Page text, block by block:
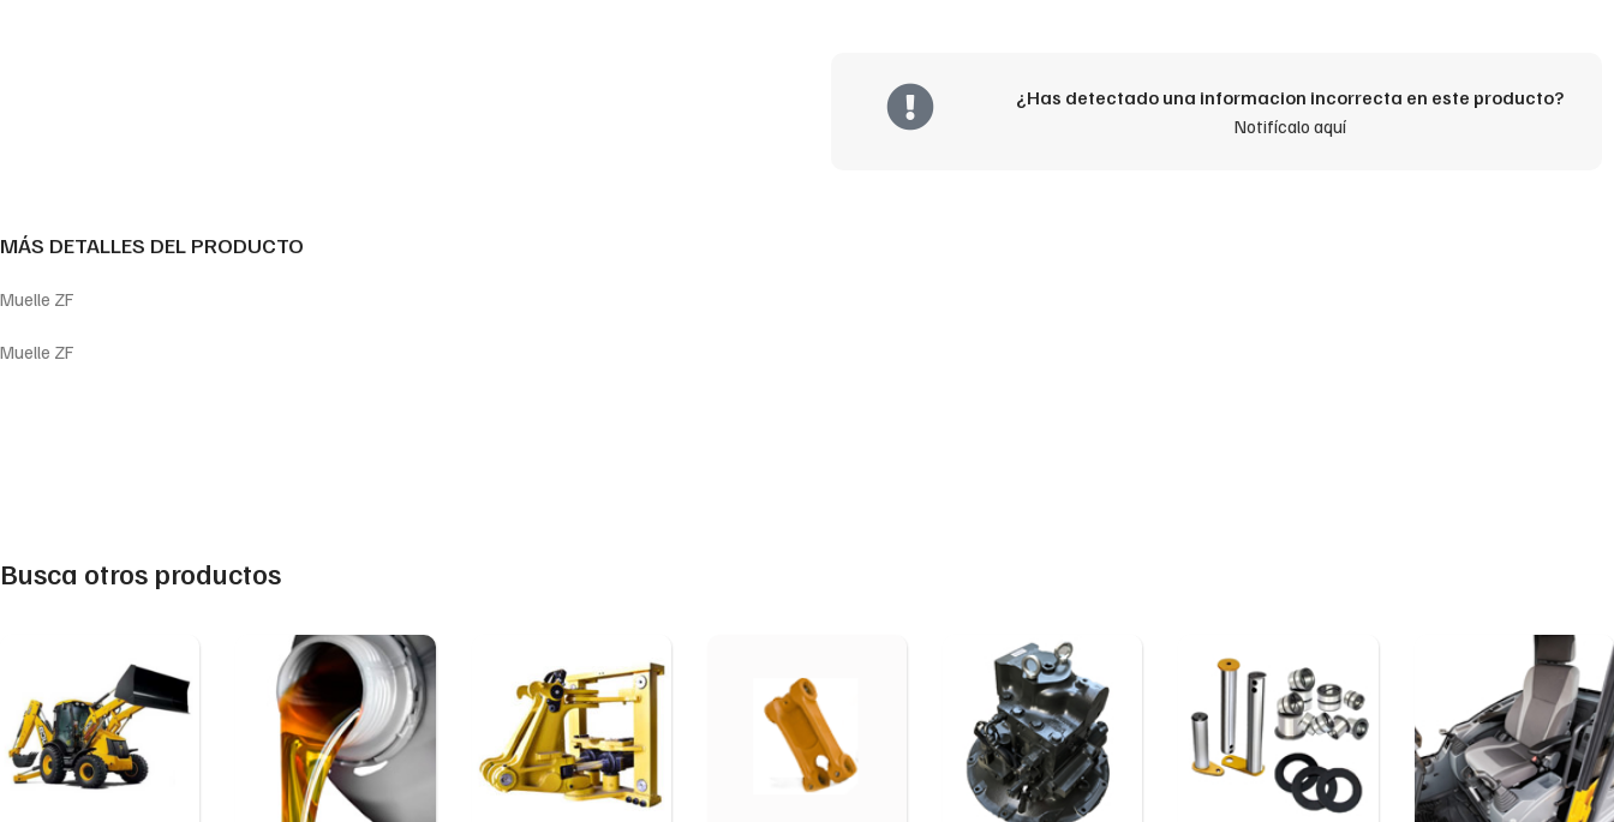
¿Has detectado una informacion incorrecta en este producto?
Notifícalo aquí
MÁS DETALLES DEL PRODUCTO
Muelle ZF
Muelle ZF
Busca otros productos